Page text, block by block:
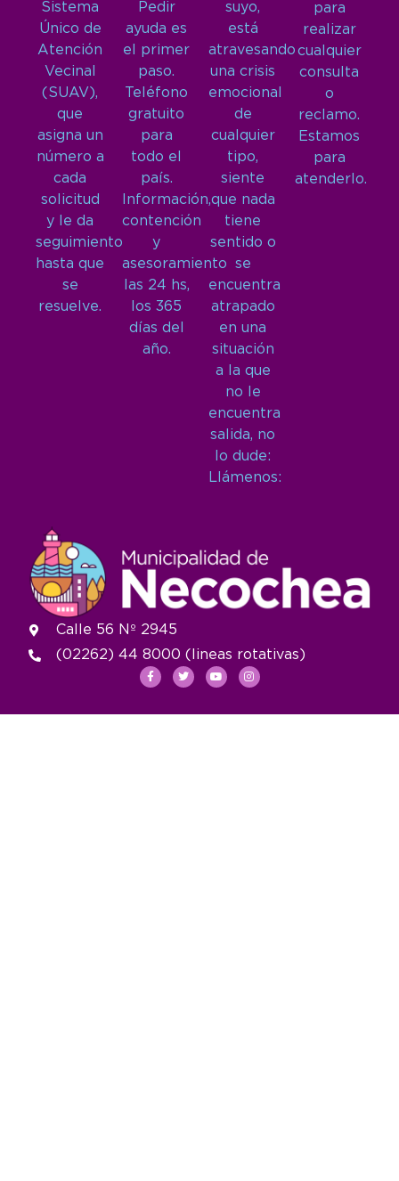
Sistema
Único de
Atención
Vecinal
(SUAV),
que
asigna un
número a
cada
solicitud
y le da
seguimiento
hasta que
se
resuelve.
Pedir
ayuda es
el primer
paso.
Teléfono
gratuito
para
todo el
país.
Información,
contención
y
asesoramiento
las 24 hs,
los 365
días del
año.
suyo,
está
atravesando
una crisis
emocional
de
cualquier
tipo,
siente
que nada
tiene
sentido o
se
encuentra
atrapado
en una
situación
a la que
no le
encuentra
salida, no
lo dude:
Llámenos:
para
realizar
cualquier
consulta
o
reclamo.
Estamos
para
atenderlo.
Calle 56 Nº 2945
(02262) 44 8000 (lineas rotativas)